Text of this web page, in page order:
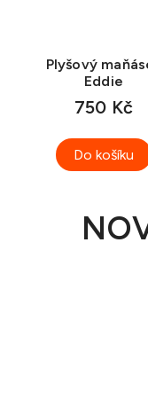
Plyšový
Eddie
750 Kč
Do košíku